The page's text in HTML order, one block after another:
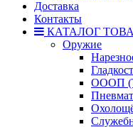
Доставка
Контакты
КАТАЛОГ
Оружие
ОООП